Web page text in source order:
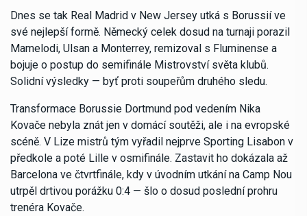
Dnes se tak Real Madrid v New Jersey utká s Borussií ve
své nejlepší formě. Německý celek dosud na turnaji porazil
Mamelodi, Ulsan a Monterrey, remizoval s Fluminense a
bojuje o postup do semifinále Mistrovství světa klubů.
Solidní výsledky — byť proti soupeřům druhého sledu.
Transformace Borussie Dortmund pod vedením Nika
Kovače nebyla znát jen v domácí soutěži, ale i na evropské
scéně. V Lize mistrů tým vyřadil nejprve Sporting Lisabon v
předkole a poté Lille v osmifinále. Zastavit ho dokázala až
Barcelona ve čtvrtfinále, kdy v úvodním utkání na Camp Nou
utrpěl drtivou porážku 0:4 — šlo o dosud poslední prohru
trenéra Kovače.